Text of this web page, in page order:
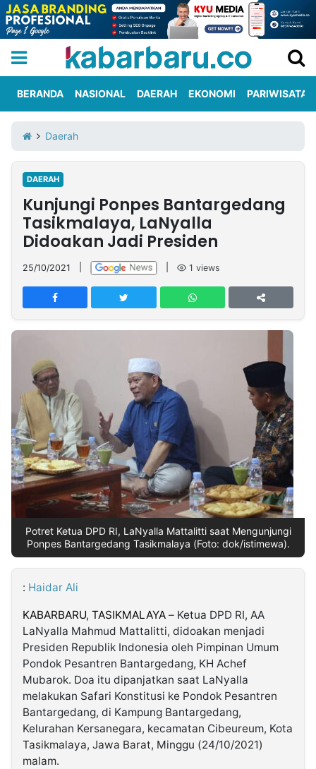
Iklan
Berita
Kami
Nasional
International
Olahraga
Entertainment
Daerah
Pariwisata
Kuliner
Kolom
Network
PT
TREETAN
INDONESIA
Partner
Insight
NTB
Suara
Time
Lens
IDN
Daily
Jogja
Jalan
Rakyat
Idealita
News
Kita
Notice
Radar
Baru
Seedbacklink
Follow
Kabarbaru
Kabarbaru.co
2026
Kabarbaru
Media
Holding
BERANDA NASIONAL DAERAH EKONOMI PARIWISATA
Daerah
DAERAH
Kunjungi Ponpes Bantargedang
Tasikmalaya, LaNyalla
Didoakan Jadi Presiden
25/10/2021 1 views
Potret Ketua DPD RI, LaNyalla Mattalitti saat Mengunjungi
Ponpes Bantargedang Tasikmalaya (Foto: dok/istimewa).
: Haidar Ali
KABARBARU, TASIKMALAYA – Ketua DPD RI, AA
LaNyalla Mahmud Mattalitti, didoakan menjadi
Presiden Republik Indonesia oleh Pimpinan Umum
Pondok Pesantren Bantargedang, KH Achef
Mubarok. Doa itu dipanjatkan saat LaNyalla
melakukan Safari Konstitusi ke Pondok Pesantren
Bantargedang, di Kampung Bantargedang,
Kelurahan Kersanegara, kecamatan Cibeureum, Kota
Tasikmalaya, Jawa Barat, Minggu (24/10/2021)
malam.